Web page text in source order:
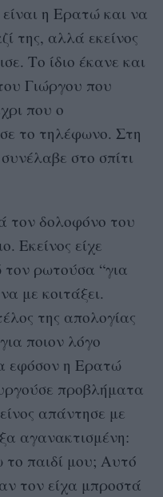
η Ερατώ και να
της, αλλά εκείνος
Το ίδιο έκανε και
Γιώργου που
που ο
το τηλέφωνο. Στη
στο σπίτι
τον δολοφόνο του
Εκείνος είχε
τον ρωτούσα “για
με κοιτάξει.
της απολογίας
ποιον λόγο
εφόσον η Ερατώ
προβλήματα
απάντησε με
αγανακτισμένη:
το παιδί μου; Αυτό
τον είχα μπροστά